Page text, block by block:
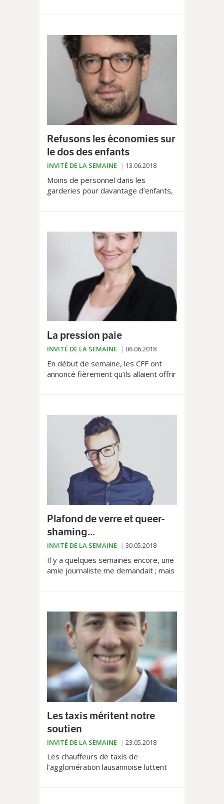
Refusons les économies sur
le dos des enfants
INVITÉ DE LA SEMAINE 13.06.2018
Moins de personnel dans les
garderies pour davantage d’enfants,
La pression paie
INVITÉ DE LA SEMAINE 06.06.2018
En début de semaine, les CFF ont
annoncé fièrement qu’ils allaient offrir
Plafond de verre et queer-
shaming...
INVITÉ DE LA SEMAINE 30.05.2018
Il y a quelques semaines encore, une
amie journaliste me demandait ; mais
Les taxis méritent notre
soutien
INVITÉ DE LA SEMAINE 23.05.2018
Les chauffeurs de taxis de
l’agglomération lausannoise luttent